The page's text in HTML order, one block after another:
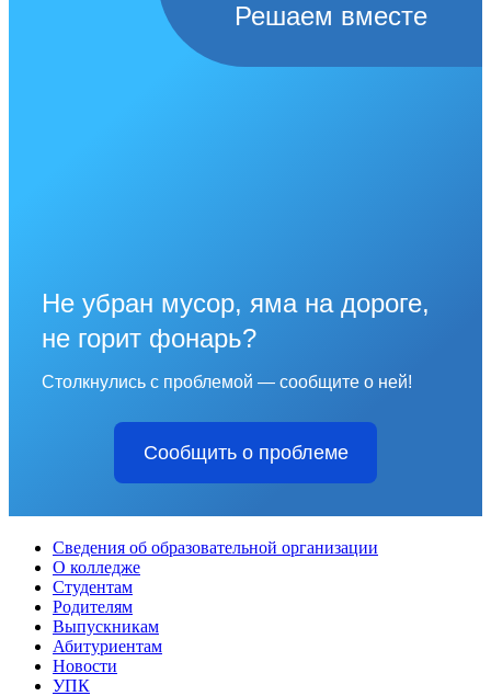
Решаем вместе
Не убран мусор, яма на дороге,
не горит фонарь?
Столкнулись с проблемой — сообщите о ней!
Сообщить о проблеме
Сведения об образовательной организации
О колледже
Студентам
Родителям
Выпускникам
Абитуриентам
Новости
УПК